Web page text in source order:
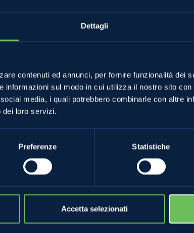
Dettagli
contenuti ed annunci, per fornire funzionalità dei
informazioni sul modo in cui utilizza il nostro sito
media, i quali potrebbero combinarle con altre
dei loro servizi.
Preferenze Statistiche
Accetta selezionati
via
Un modello
e
23 Agosto 2024